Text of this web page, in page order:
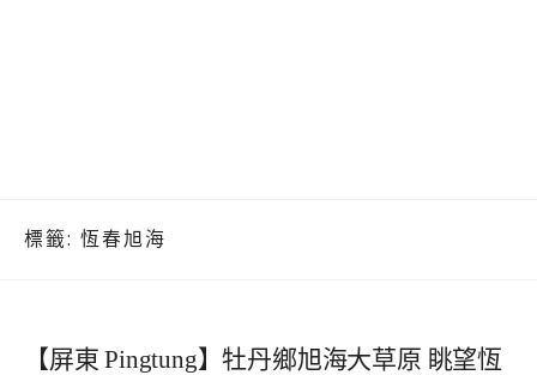
標籤: 恆春旭海
【屏東 Pingtung】牡丹鄉旭海大草原 眺望恆